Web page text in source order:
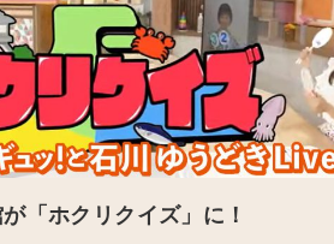
「ホクリクイズ」に！